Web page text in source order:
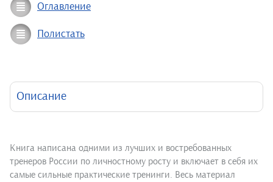
Оглавление
Полистать
Описание
Книга написана одними из лучших и востребованных
тренеров России по личностному росту и включает в себя их
самые сильные практические тренинги. Весь материал